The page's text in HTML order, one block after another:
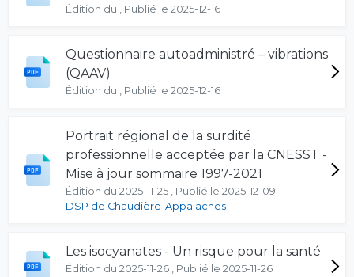
Édition du , Publié le 2025-12-16
Questionnaire autoadministré – vibrations
(QAAV)
Édition du , Publié le 2025-12-16
Portrait régional de la surdité
professionnelle acceptée par la CNESST -
Mise à jour sommaire 1997-2021
Édition du 2025-11-25 , Publié le 2025-12-09
DSP de Chaudière-Appalaches
Les isocyanates - Un risque pour la santé
Édition du 2025-11-26 , Publié le 2025-11-26